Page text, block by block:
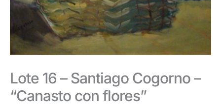
Lote 16 – Santiago Cogorno –
“Canasto con flores”